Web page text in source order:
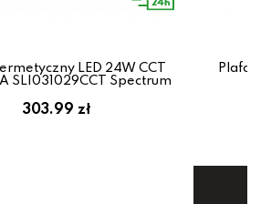
LED 24W CCT
SLI031029CCT Spectrum
303.99 zł
Plafon